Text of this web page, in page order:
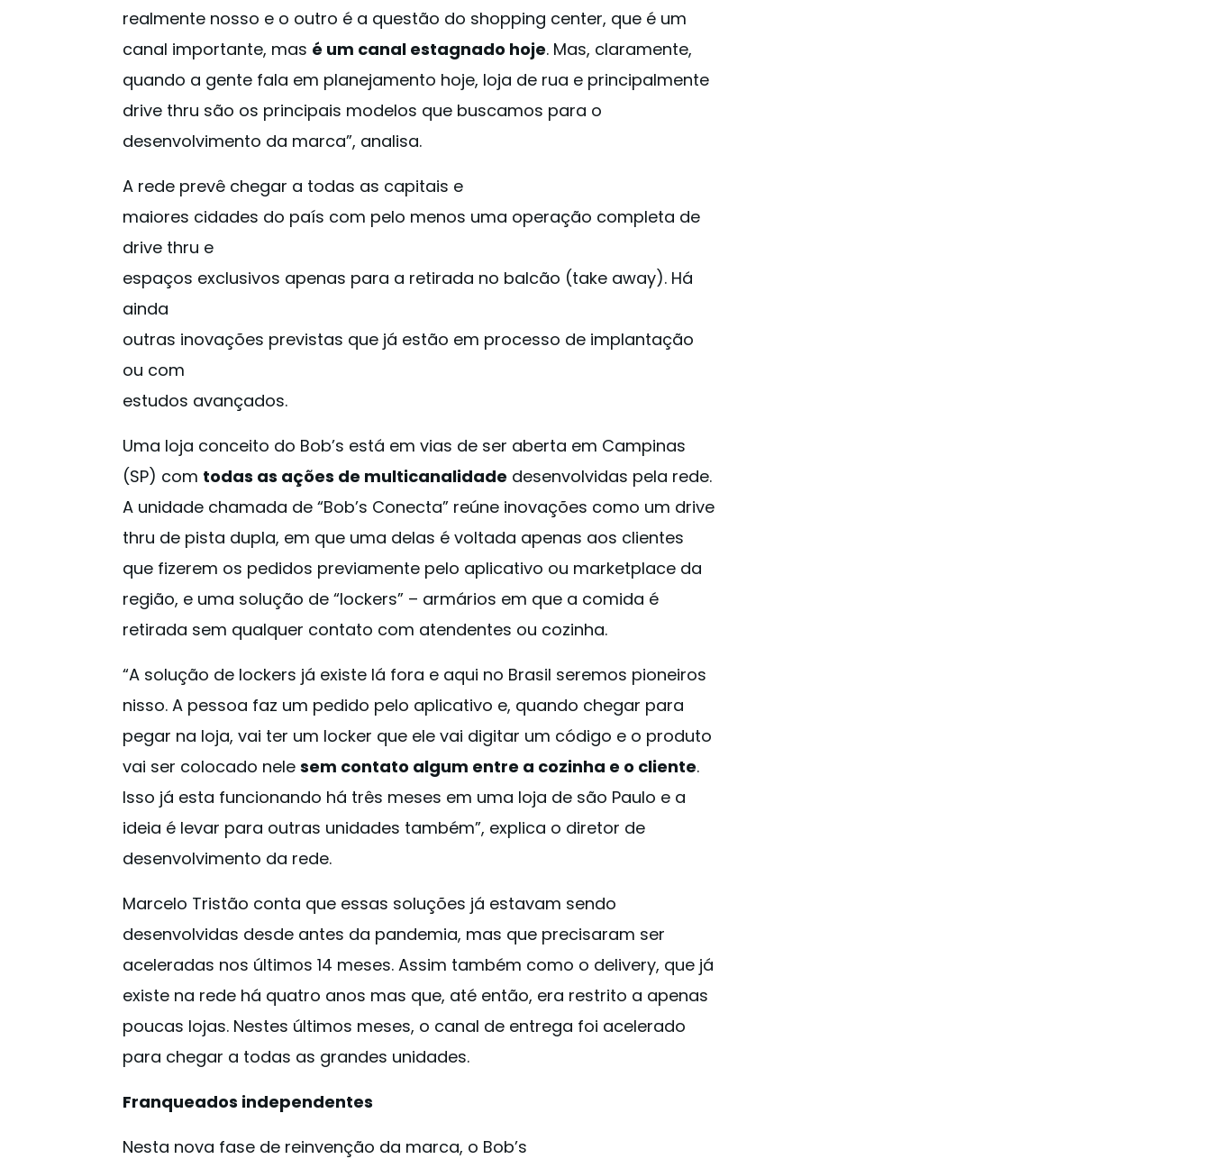
realmente nosso e o outro é a questão do shopping center, que é um
canal importante, mas é um canal estagnado hoje. Mas, claramente,
quando a gente fala em planejamento hoje, loja de rua e principalmente
drive thru são os principais modelos que buscamos para o
desenvolvimento da marca”, analisa.
A rede prevê chegar a todas as capitais e
maiores cidades do país com pelo menos uma operação completa de
drive thru e
espaços exclusivos apenas para a retirada no balcão (take away). Há
ainda
outras inovações previstas que já estão em processo de implantação
ou com
estudos avançados.
Uma loja conceito do Bob’s está em vias de ser aberta em Campinas
(SP) com todas as ações de multicanalidade desenvolvidas pela rede.
A unidade chamada de “Bob’s Conecta” reúne inovações como um drive
thru de pista dupla, em que uma delas é voltada apenas aos clientes
que fizerem os pedidos previamente pelo aplicativo ou marketplace da
região, e uma solução de “lockers” – armários em que a comida é
retirada sem qualquer contato com atendentes ou cozinha.
“A solução de lockers já existe lá fora e aqui no Brasil seremos pioneiros
nisso. A pessoa faz um pedido pelo aplicativo e, quando chegar para
pegar na loja, vai ter um locker que ele vai digitar um código e o produto
vai ser colocado nele sem contato algum entre a cozinha e o cliente.
Isso já esta funcionando há três meses em uma loja de são Paulo e a
ideia é levar para outras unidades também”, explica o diretor de
desenvolvimento da rede.
Marcelo Tristão conta que essas soluções já estavam sendo
desenvolvidas desde antes da pandemia, mas que precisaram ser
aceleradas nos últimos 14 meses. Assim também como o delivery, que já
existe na rede há quatro anos mas que, até então, era restrito a apenas
poucas lojas. Nestes últimos meses, o canal de entrega foi acelerado
para chegar a todas as grandes unidades.
Franqueados independentes
Nesta nova fase de reinvenção da marca, o Bob’s